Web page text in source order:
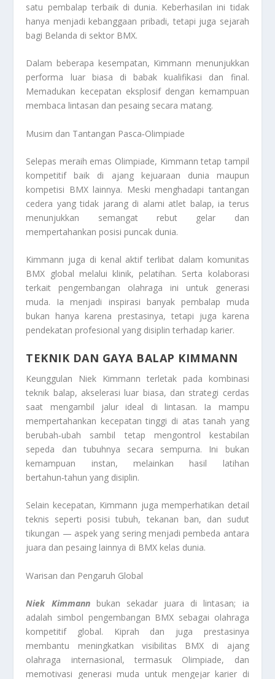
satu pembalap terbaik di dunia. Keberhasilan ini tidak
hanya menjadi kebanggaan pribadi, tetapi juga sejarah
bagi Belanda di sektor BMX.
Dalam beberapa kesempatan, Kimmann menunjukkan
performa luar biasa di babak kualifikasi dan final.
Memadukan kecepatan eksplosif dengan kemampuan
membaca lintasan dan pesaing secara matang.
Musim dan Tantangan Pasca‑Olimpiade
Selepas meraih emas Olimpiade, Kimmann tetap tampil
kompetitif baik di ajang kejuaraan dunia maupun
kompetisi BMX lainnya. Meski menghadapi tantangan
cedera yang tidak jarang di alami atlet balap, ia terus
menunjukkan semangat rebut gelar dan
mempertahankan posisi puncak dunia.
Kimmann juga di kenal aktif terlibat dalam komunitas
BMX global melalui klinik, pelatihan. Serta kolaborasi
terkait pengembangan olahraga ini untuk generasi
muda. Ia menjadi inspirasi banyak pembalap muda
bukan hanya karena prestasinya, tetapi juga karena
pendekatan profesional yang disiplin terhadap karier.
TEKNIK DAN GAYA BALAP KIMMANN
Keunggulan Niek Kimmann terletak pada kombinasi
teknik balap, akselerasi luar biasa, dan strategi cerdas
saat mengambil jalur ideal di lintasan. Ia mampu
mempertahankan kecepatan tinggi di atas tanah yang
berubah‑ubah sambil tetap mengontrol kestabilan
sepeda dan tubuhnya secara sempurna. Ini bukan
kemampuan instan, melainkan hasil latihan
bertahun‑tahun yang disiplin.
Selain kecepatan, Kimmann juga memperhatikan detail
teknis seperti posisi tubuh, tekanan ban, dan sudut
tikungan — aspek yang sering menjadi pembeda antara
juara dan pesaing lainnya di BMX kelas dunia.
Warisan dan Pengaruh Global
Niek Kimmann
bukan sekadar juara di lintasan; ia
adalah simbol pengembangan BMX sebagai olahraga
kompetitif global. Kiprah dan juga prestasinya
membantu meningkatkan visibilitas BMX di ajang
olahraga internasional, termasuk Olimpiade, dan
memotivasi generasi muda untuk mengejar karier di